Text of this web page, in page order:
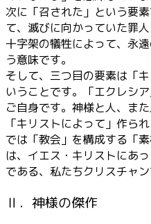
次に「召された」という要
て、滅びに向かっていた罪
十字架の犠牲によって、永
う意味です。
そして、三つ目の要素は「
いうことです。「エクレシ
ご自身です。神様と人、ま
「キリストによって」作られ
では「教会」を構成する「
は、イエス・キリストにあ
である、私たちクリスチャン
Ⅱ．神様の傑作